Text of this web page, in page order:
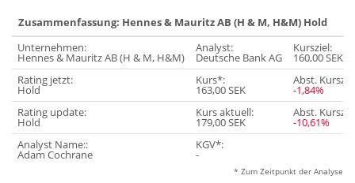
Zusammenfassung: Hennes & Mauritz AB (H & M, H&M) Hold
Unternehmen:
Hennes & Mauritz AB (H & M, H&M)
Analyst:
Deutsche Bank AG
Kursziel:
160,00 SEK
Rating jetzt:
Hold
Kurs*:
163,00 SEK
Abst.
-1,84%
Rating update:
Hold
Kurs aktuell:
179,00 SEK
Abst.
-10,61%
Analyst Name::
Adam Cochrane
KGV*:
-
* Zum Zeitpunkt der Analyse